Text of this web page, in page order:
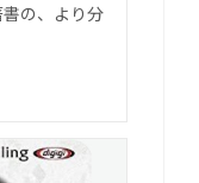
の、より分